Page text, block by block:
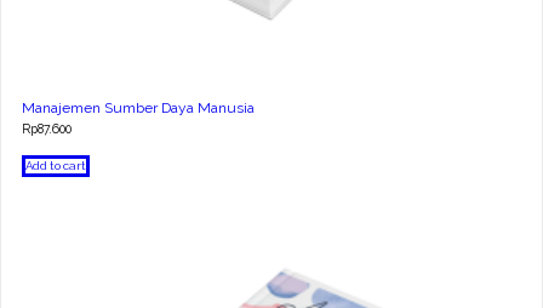
Manajemen Sumber Daya Manusia
Rp87.600
Add to cart